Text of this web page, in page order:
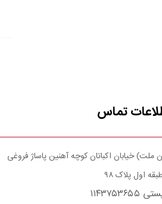
تماس
ملت) خیابان اکباتان کوچه آهنین پاساژ فروغی
اول پلاک ۹۸